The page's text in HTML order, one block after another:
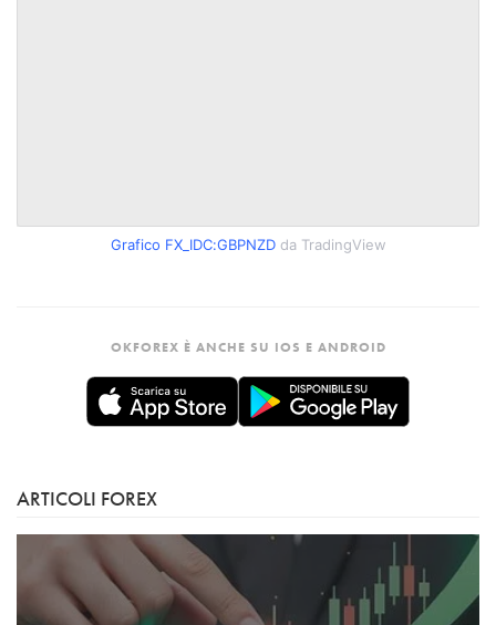
Grafico FX_IDC:GBPNZDda TradingView
OKFOREX È ANCHE SU IOS E ANDROID
ARTICOLI FOREX